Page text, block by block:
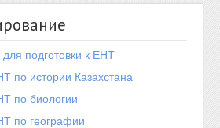
подготовки к ЕНТ
по истории Казахстана
по биологии
по географии